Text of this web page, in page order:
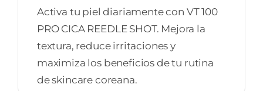
Activa tu piel diariamente con VT 100
PRO CICA REEDLE SHOT. Mejora la
textura, reduce irritaciones y
maximiza los beneficios de tu rutina
de skincare coreana.